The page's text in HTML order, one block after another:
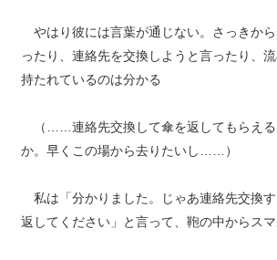
やはり彼には言葉が通じない。さっきか
ったり、連絡先を交換しようと言ったり、
持たれているのは分かる
（……連絡先交換して傘を返してもらえる
か。早くこの場から去りたいし……）
私は「分かりました。じゃあ連絡先交換
返してください」と言って、鞄の中からス